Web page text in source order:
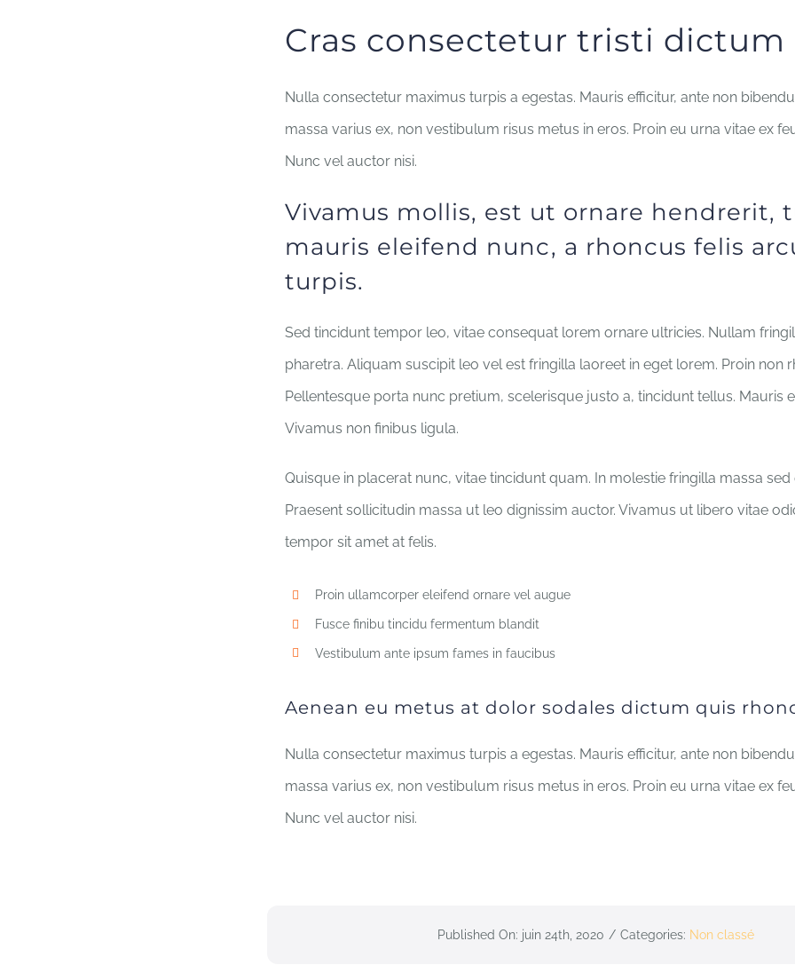
Cras consectetur tristi dictum
Nulla consectetur maximus turpis a egestas. Mauris efficitur, ante non
massa varius ex, non vestibulum risus metus in eros. Proin eu urna vitae ex
Nunc vel auctor nisi.
Vivamus mollis, est ut ornare hendrerit,
mauris eleifend nunc, a rhoncus felis
turpis.
Sed tincidunt tempor leo, vitae consequat lorem ornare ultricies. Nullam
pharetra. Aliquam suscipit leo vel est fringilla laoreet in eget lorem. Proin non
Pellentesque porta nunc pretium, scelerisque justo a, tincidunt tellus. Mauris
Vivamus non finibus ligula.
Quisque in placerat nunc, vitae tincidunt quam. In molestie fringilla massa sed
Praesent sollicitudin massa ut leo dignissim auctor. Vivamus ut libero vitae
tempor sit amet at felis.
Proin ullamcorper eleifend ornare vel augue
Fusce finibu tincidu fermentum blandit
Vestibulum ante ipsum fames in faucibus
Aenean eu metus at dolor sodales dictum quis
Nulla consectetur maximus turpis a egestas. Mauris efficitur, ante non
massa varius ex, non vestibulum risus metus in eros. Proin eu urna vitae ex
Nunc vel auctor nisi.
Published On: juin 24th, 2020 / Categories: Non classé